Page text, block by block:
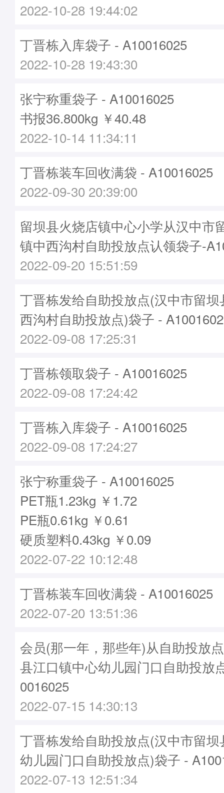
2022-10-28 19:44:02
丁晋栋入库袋子 - A10016025
2022-10-28 19:43:30
张宁称重袋子 - A10016025
书报36.800kg ￥40.48
2022-10-14 11:34:11
丁晋栋装车回收满袋 - A10016025
2022-09-30 20:39:00
留坝县火烧店镇中心小学从汉中市
镇中西沟村自助投放点认领袋子-
2022-09-20 15:51:59
丁晋栋发给自助投放点(汉中市留
西沟村自助投放点)袋子 -
2022-09-08 17:25:31
丁晋栋领取袋子 - A10016025
2022-09-08 17:24:42
丁晋栋入库袋子 - A10016025
2022-09-08 17:24:27
张宁称重袋子 - A10016025
PET瓶1.23kg ￥1.72
PE瓶0.61kg ￥0.61
硬质塑料0.43kg ￥0.09
2022-07-22 10:12:48
丁晋栋装车回收满袋 - A10016025
2022-07-20 13:51:36
会员(那一年，那些年)从自助投放
县江口镇中心幼儿园门口自助投放
0016025
2022-07-15 14:30:13
丁晋栋发给自助投放点(汉中市留
幼儿园门口自助投放点)袋子 -
2022-07-13 12:51:34